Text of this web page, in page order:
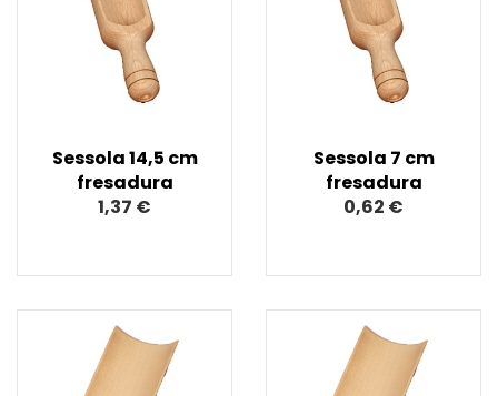
Sessola 14,5 cm
fresadura
1,37 €
Sessola 7 cm
fresadura
0,62 €